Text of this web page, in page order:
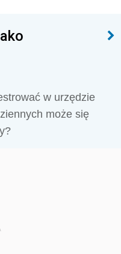
w urzędzie
może się